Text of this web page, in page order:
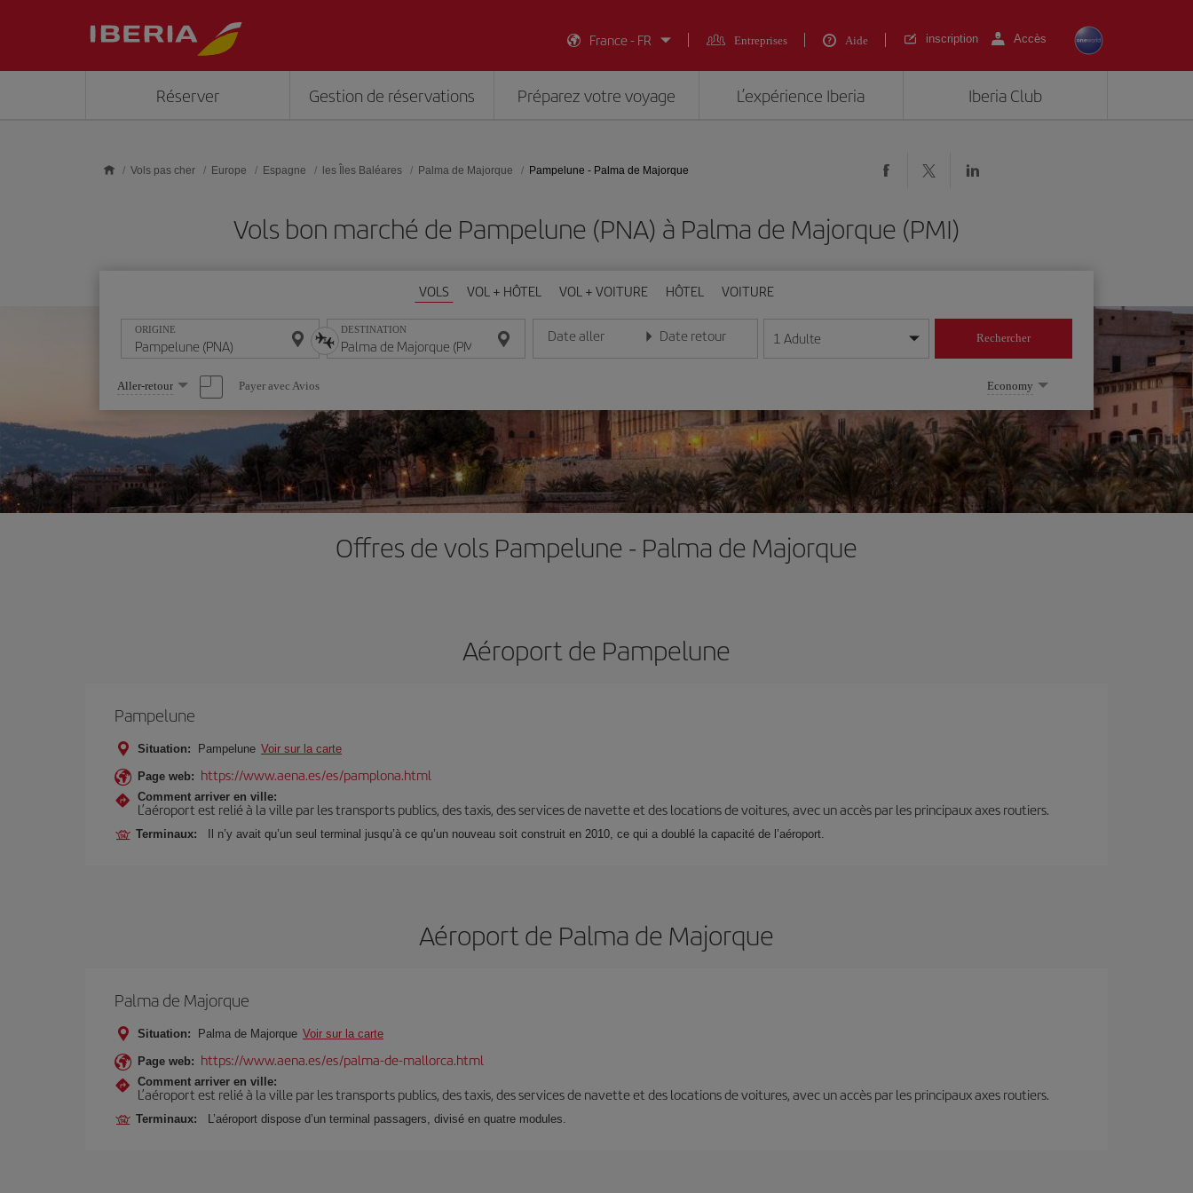
France - FR
Entreprises Aide inscription Accès
Réserver Gestion de réservations Préparez votre voyage L’expérience Iberia Iberia Club
Vols pas cher Europe Espagne les Îles Baléares Palma de Majorque Pampelune - Palma de Majorque
Vols bon marché de Pampelune (PNA) à Palma de Majorque (PMI)
VOLS VOL + HÔTEL VOL + VOITURE HÔTEL VOITURE
ORIGINE DESTINATION Date aller
Entrez la date au format jour/mois/année
Date retour
Entrez la date au format jour/mois/année
1 Adulte Rechercher
Sélectionnez
une
option
Aller-retour Payer avec Avios Economy
Offres de vols Pampelune - Palma de Majorque
Aéroport de Pampelune
Pampelune
Situation: Pampelune Voir sur la carte
Page web: https://www.aena.es/es/pamplona.html
Comment arriver en ville:
L’aéroport est relié à la ville par les transports publics, des taxis, des services de navette et des locations de voitures, avec un accès par les principaux axes routiers.
Terminaux: Il n’y avait qu’un seul terminal jusqu’à ce qu’un nouveau soit construit en 2010, ce qui a doublé la capacité de l’aéroport.
Aéroport de Palma de Majorque
Palma de Majorque
Situation: Palma de Majorque Voir sur la carte
Page web: https://www.aena.es/es/palma-de-mallorca.html
Comment arriver en ville:
L’aéroport est relié à la ville par les transports publics, des taxis, des services de navette et des locations de voitures, avec un accès par les principaux axes routiers.
Terminaux: L’aéroport dispose d’un terminal passagers, divisé en quatre modules.